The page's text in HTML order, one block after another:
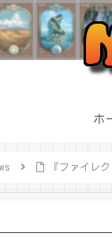
ホ
『ファイレ